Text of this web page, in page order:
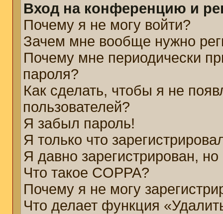
Вход на конференцию и
Почему я не могу войти?
Зачем мне вообще нужно
Почему мне периодически
пароля?
Как сделать, чтобы я не
пользователей?
Я забыл пароль!
Я только что
Я давно зарегистрирован,
Что такое COPPA?
Почему я не могу
Что делает функция